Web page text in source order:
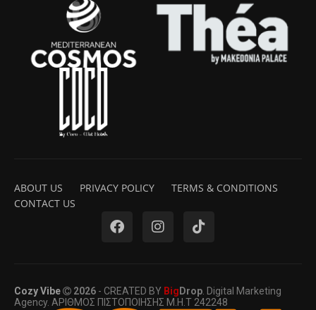
ABOUT US PRIVACY POLICY
TERMS & CONDITIONS
CONTACT US
Cozy Vibe 2026 - CREATED BY Big Drop . Digital Marketing
Agency. ΑΡΙΘΜΟΣ ΠΙΣΤΟΠΟΙΗΣΗΣ Μ.Η.Τ 242248